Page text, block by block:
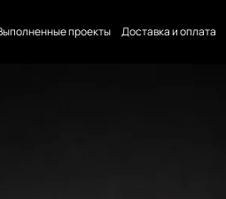
проекты Доставка и оплата